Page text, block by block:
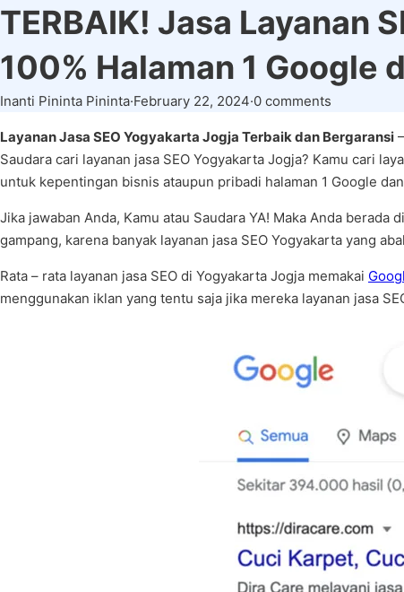
TERBAIK! Jasa Layanan
100% Halaman 1 Google
Inanti Pininta Pininta·February 22, 2024·0 comments
Layanan Jasa SEO Yogyakarta Jogja Terbaik dan Bergaransi
Saudara cari layanan jasa SEO Yogyakarta Jogja? Kamu cari
untuk kepentingan bisnis ataupun pribadi halaman 1 Google
Jika jawaban Anda, Kamu atau Saudara YA! Maka Anda
gampang, karena banyak layanan jasa SEO Yogyakarta yang
Rata – rata layanan jasa SEO di Yogyakarta Jogja memakai
menggunakan iklan yang tentu saja jika mereka layanan jasa